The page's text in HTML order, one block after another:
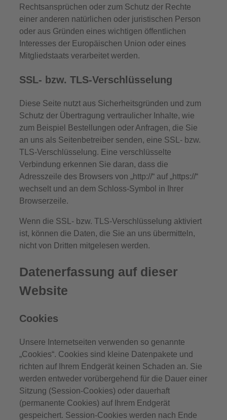
Rechtsansprüchen oder zum Schutz der Rechte
einer anderen natürlichen oder juristischen Person
oder aus Gründen eines wichtigen öffentlichen
Interesses der Europäischen Union oder eines
Mitgliedstaats verarbeitet werden.
SSL- bzw. TLS-Verschlüsselung
Diese Seite nutzt aus Sicherheitsgründen und zum
Schutz der Übertragung vertraulicher Inhalte, wie
zum Beispiel Bestellungen oder Anfragen, die Sie
an uns als Seitenbetreiber senden, eine SSL- bzw.
TLS-Verschlüsselung. Eine verschlüsselte
Verbindung erkennen Sie daran, dass die
Adresszeile des Browsers von „http://“ auf „https://“
wechselt und an dem Schloss-Symbol in Ihrer
Browserzeile.
Wenn die SSL- bzw. TLS-Verschlüsselung aktiviert
ist, können die Daten, die Sie an uns übermitteln,
nicht von Dritten mitgelesen werden.
Datenerfassung auf dieser
Website
Cookies
Unsere Internetseiten verwenden so genannte
„Cookies“. Cookies sind kleine Datenpakete und
richten auf Ihrem Endgerät keinen Schaden an. Sie
werden entweder vorübergehend für die Dauer einer
Sitzung (Session-Cookies) oder dauerhaft
(permanente Cookies) auf Ihrem Endgerät
gespeichert. Session-Cookies werden nach Ende